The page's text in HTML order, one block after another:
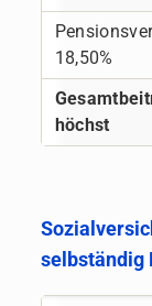
18,50%
höchst
selbständig